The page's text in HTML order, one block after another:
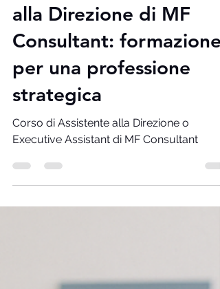
Il Corso di Assistente
alla Direzione di MF
Consultant: formazione
per una professione
strategica
Executive Assistant di MF Consultant